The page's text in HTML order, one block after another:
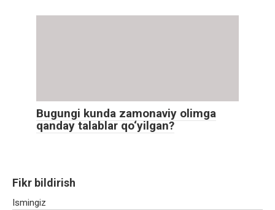
Bugungi kunda zamonaviy olimga
qanday talablar qo‘yilgan?
Fikr bildirish
Ismingiz